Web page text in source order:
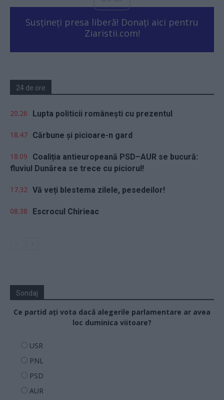
Susțineți presa liberă! Donați aici pentru
Ziaristii.com!
24 de ore
20.26 Lupta politicii românești cu prezentul
18.47 Cărbune și picioare-n gard
18.09
Coaliția antieuropeană PSD–AUR se bucură:
fluviul Dunărea se trece cu piciorul!
17.32 Vă veți blestema zilele, pesedeilor!
08.38 Escrocul Chirieac
Sondaj
Ce partid ați vota dacă alegerile parlamentare ar avea
loc duminica viitoare?
USR
PNL
PSD
AUR